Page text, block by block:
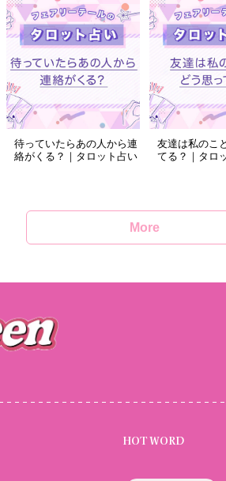
待っていたらあの人から連
絡がくる？｜タロット占い
友達は私のこ
てる？｜タロ
More
HOT WORD